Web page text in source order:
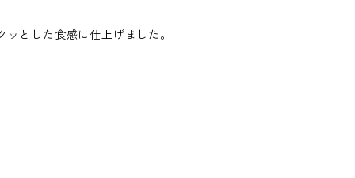
とした食感に仕上げました。